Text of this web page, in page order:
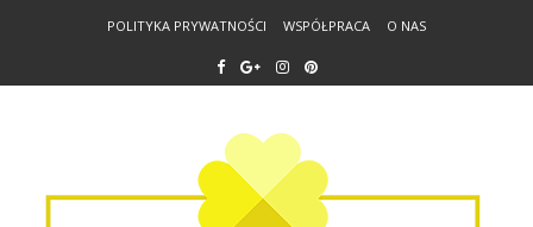
POLITYKA PRYWATNOŚCI WSPÓŁPRACA O NAS